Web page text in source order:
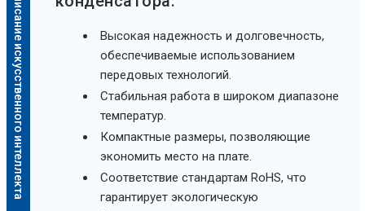
Описание искусственного интеллекта
Высокая надежность и долговечность,
обеспечиваемые использованием
передовых технологий.
Стабильная работа в широком диапазоне
температур.
Компактные размеры, позволяющие
экономить место на плате.
Соответствие стандартам RoHS, что
гарантирует экологическую